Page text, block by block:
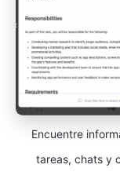
Encuentre
tareas, chats y